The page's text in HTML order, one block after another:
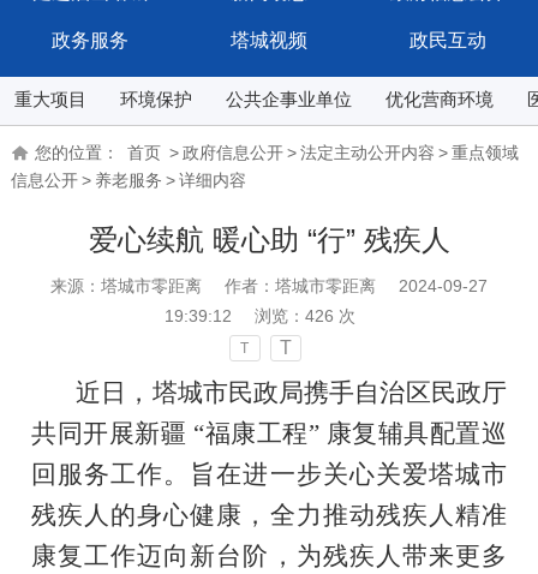
政务服务 塔城视频 政民互动
重大项目 环境保护 公共企事业单位 优化营商环境
您的位置： 首页 >政府信息公开>法定主动公开内容 >重点领域
信息公开> 养老服务 >详细内容
爱心续航 暖心助 “行” 残疾人
来源：塔城市零距离 作者：塔城市零距离
2024-09-27
19:39:12
浏览： 426 次
T T
近日，塔城市民政局携手自治区民政厅
共同开展新疆 “福康工程” 康复辅具配置巡
回服务工作。旨在进一步关心关爱塔城市
残疾人的身心健康，全力推动残疾人精准
康复工作迈向新台阶，为残疾人带来更多